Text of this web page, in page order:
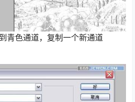
色通道，复制一个新通道